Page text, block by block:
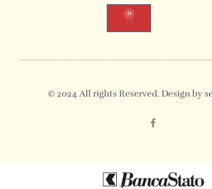
0
© 2024 All rights Reserved. Design by